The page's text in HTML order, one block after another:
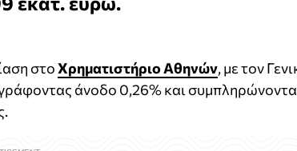
στοΧρηματιστήριο Αθηνών, με τον
άνοδο 0,26% και